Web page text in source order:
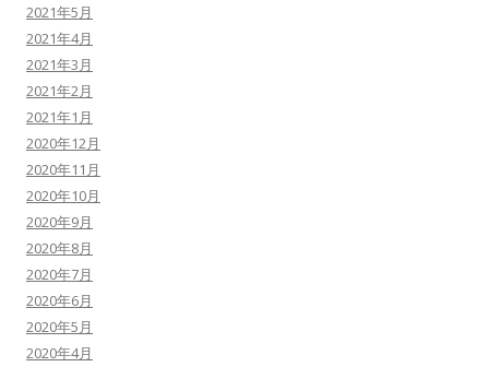
2021年5月
2021年4月
2021年3月
2021年2月
2021年1月
2020年12月
2020年11月
2020年10月
2020年9月
2020年8月
2020年7月
2020年6月
2020年5月
2020年4月